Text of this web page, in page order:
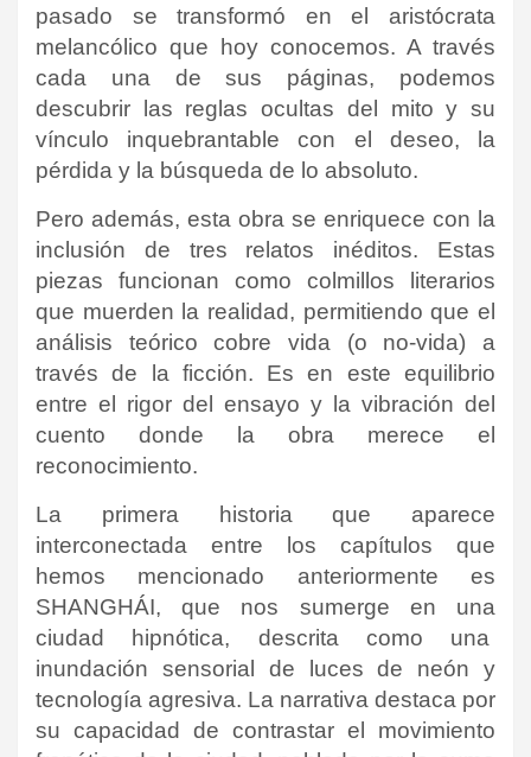
pasado se transformó en el aristócrata
melancólico que hoy conocemos. A través
cada una de sus páginas, podemos
descubrir las reglas ocultas del mito y su
vínculo inquebrantable con el deseo, la
pérdida y la búsqueda de lo absoluto.
Pero además, esta obra se enriquece con la
inclusión de tres relatos inéditos. Estas
piezas funcionan como colmillos literarios
que muerden la realidad, permitiendo que el
análisis teórico cobre vida (o no-vida) a
través de la ficción. Es en este equilibrio
entre el rigor del ensayo y la vibración del
cuento donde la obra merece el
reconocimiento.
La primera historia que aparece
interconectada entre los capítulos que
hemos mencionado anteriormente es
SHANGHÁI, que nos sumerge en una
ciudad hipnótica, descrita como una
inundación sensorial de luces de neón y
tecnología agresiva. La narrativa destaca por
su capacidad de contrastar el movimiento